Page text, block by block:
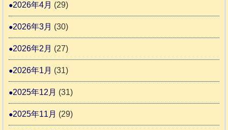
4
6
援
報
2026年4月 (29)
2026年3月 (30)
2026年2月 (27)
2026年1月 (31)
2025年12月 (31)
2025年11月 (29)